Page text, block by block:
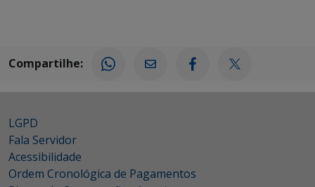
Compartilhe:
LGPD
Fala Servidor
Acessibilidade
Ordem Cronológica de Pagamentos